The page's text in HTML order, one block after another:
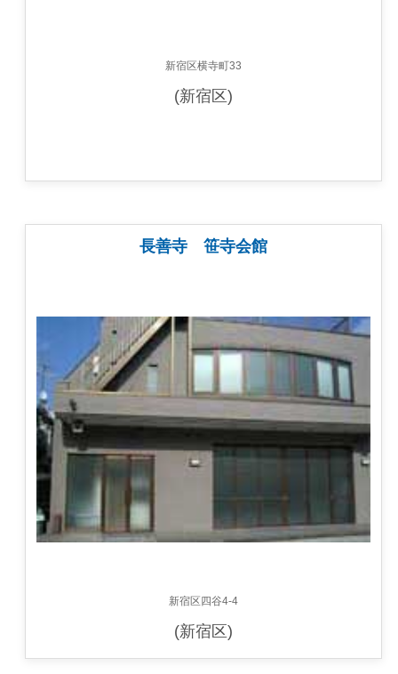
新宿区横寺町33
(新宿区)
長善寺 笹寺会館
新宿区四谷4-4
(新宿区)